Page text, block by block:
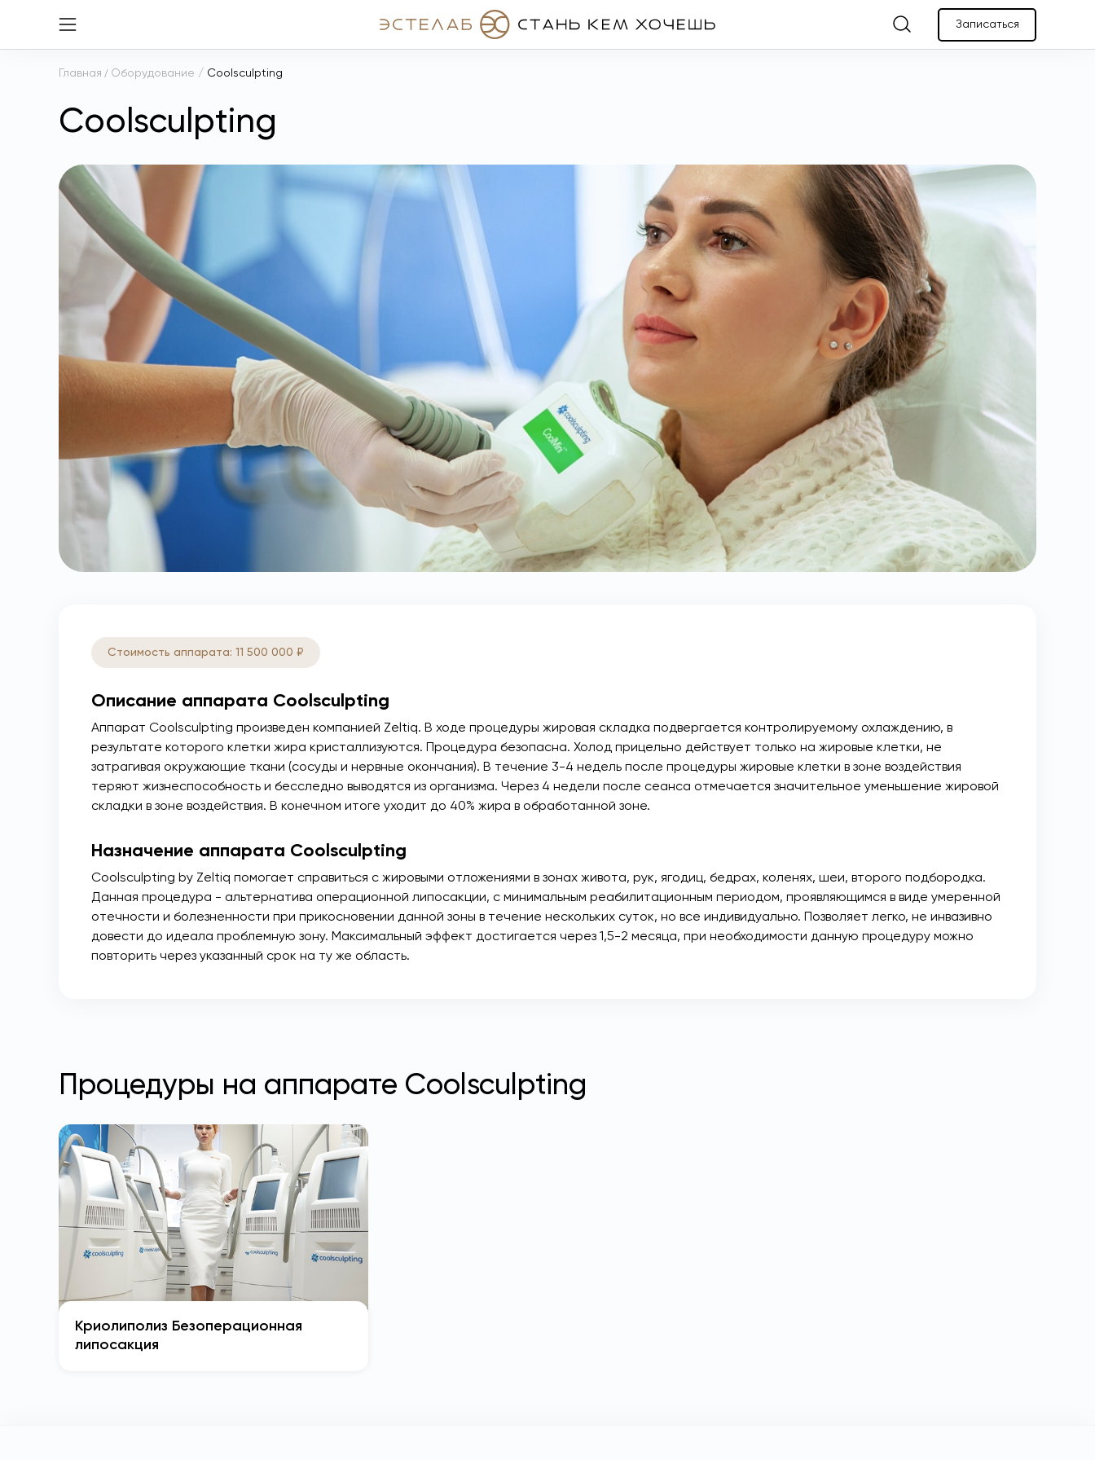
Записаться
Главная / Оборудование / Coolsculpting
Coolsculpting
Стоимость аппарата: 11 500 000 ₽
Описание аппарата Coolsculpting
Аппарат Coolsculpting произведен компанией Zeltiq. В ходе процедуры жировая складка подвергается контролируемому охлаждению, в
результате которого клетки жира кристаллизуются. Процедура безопасна. Холод прицельно действует только на жировые клетки, не
затрагивая окружающие ткани (сосуды и нервные окончания). В течение 3-4 недель после процедуры жировые клетки в зоне воздействия
теряют жизнеспособность и бесследно выводятся из организма. Через 4 недели после сеанса отмечается значительное уменьшение жировой
складки в зоне воздействия. В конечном итоге уходит до 40% жира в обработанной зоне.
Назначение аппарата Coolsculpting
Coolsculpting by Zeltiq помогает справиться с жировыми отложениями в зонах живота, рук, ягодиц, бедрах, коленях, шеи, второго подбородка.
Данная процедура - альтернатива операционной липосакции, с минимальным реабилитационным периодом, проявляющимся в виде умеренной
отечности и болезненности при прикосновении данной зоны в течение нескольких суток, но все индивидуально. Позволяет легко, не инвазивно
довести до идеала проблемную зону. Максимальный эффект достигается через 1,5-2 месяца, при необходимости данную процедуру можно
повторить через указанный срок на ту же область.
Процедуры на аппарате Coolsculpting
Криолиполиз Безоперационная
липосакция